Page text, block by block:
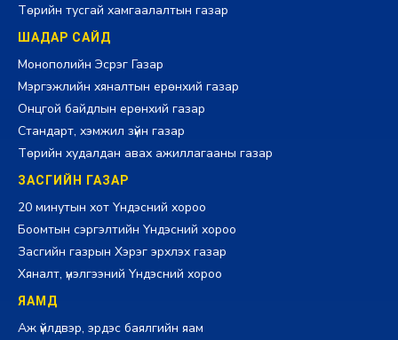
Төрийн тусгай хамгаалалтын газар
ШАДАР САЙД
Монополийн Эсрэг Газар
Мэргэжлийн хяналтын ерөнхий газар
Онцгой байдлын ерөнхий газар
Стандарт, хэмжил зүйн газар
Төрийн худалдан авах ажиллагааны газар
ЗАСГИЙН ГАЗАР
20 минутын хот Үндэсний хороо
Боомтын сэргэлтийн Үндэсний хороо
Засгийн газрын Хэрэг эрхлэх газар
Хяналт, үнэлгээний Үндэсний хороо
ЯАМД
Аж үйлдвэр, эрдэс баялгийн яам